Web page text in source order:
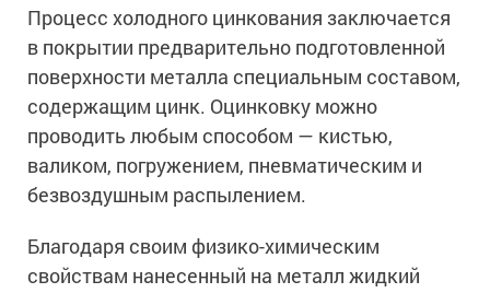
Сопутствующие товары
Для металла
Для фасада
Для дерева
Для интерьеров
Сопутствующие товары
Для бетона
Сопутствующие товары
Промышленные покрытия
Промышленные полы
Ремонт промышленных полов
Защита железобетонных конструкций
Промышленные металлоконструкции
Промышленное оборудование
Промышленные ремонтные покрытия для металла
Холодное цинкование
Сопутствующие товары
Молотковые эмали
Для металла
Сопутствующие товары
Толстослойные грунт-эмали
Морозостойкие краски
Процесс холодного цинкования заключается
в покрытии предварительно подготовленной
поверхности металла специальным составом,
содержащим цинк. Оцинковку можно
проводить любым способом — кистью,
валиком, погружением, пневматическим и
безвоздушным распылением.
Благодаря своим физико-химическим
свойствам нанесенный на металл жидкий